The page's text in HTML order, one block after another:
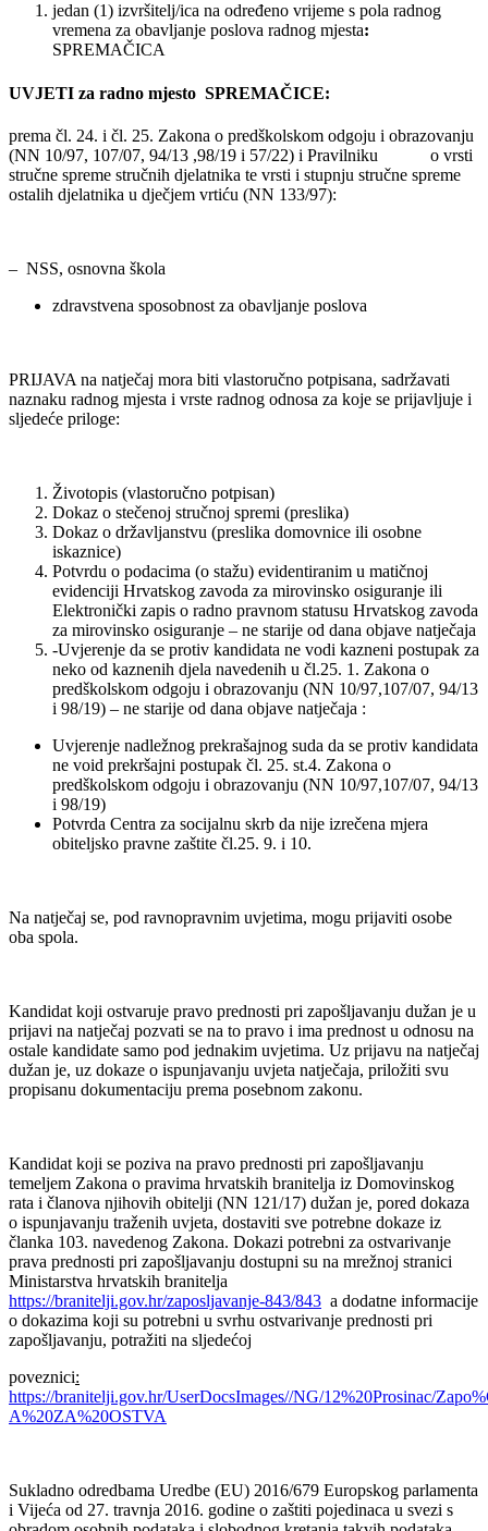
jedan (1) izvršitelj/ica na određeno vrijeme s pola radnog
vremena za obavljanje poslova radnog mjesta:
SPREMAČICA
UVJETI za radno mjesto SPREMAČICE:
prema čl. 24. i čl. 25. Zakona o predškolskom odgoju i obrazovanju
(NN 10/97, 107/07, 94/13 ,98/19 i 57/22) i Pravilniku o vrsti
stručne spreme stručnih djelatnika te vrsti i stupnju stručne spreme
ostalih djelatnika u dječjem vrtiću (NN 133/97):
– NSS, osnovna škola
zdravstvena sposobnost za obavljanje poslova
PRIJAVA na natječaj mora biti vlastoručno potpisana, sadržavati
naznaku radnog mjesta i vrste radnog odnosa za koje se prijavljuje i
sljedeće priloge:
Životopis (vlastoručno potpisan)
Dokaz o stečenoj stručnoj spremi (preslika)
Dokaz o državljanstvu (preslika domovnice ili osobne
iskaznice)
Potvrdu o podacima (o stažu) evidentiranim u matičnoj
evidenciji Hrvatskog zavoda za mirovinsko osiguranje ili
Elektronički zapis o radno pravnom statusu Hrvatskog zavoda
za mirovinsko osiguranje – ne starije od dana objave natječaja
-Uvjerenje da se protiv kandidata ne vodi kazneni postupak za
neko od kaznenih djela navedenih u čl.25. 1. Zakona o
predškolskom odgoju i obrazovanju (NN 10/97,107/07, 94/13
i 98/19) – ne starije od dana objave natječaja :
Uvjerenje nadležnog prekrašajnog suda da se protiv kandidata
ne void prekršajni postupak čl. 25. st.4. Zakona o
predškolskom odgoju i obrazovanju (NN 10/97,107/07, 94/13
i 98/19)
Potvrda Centra za socijalnu skrb da nije izrečena mjera
obiteljsko pravne zaštite čl.25. 9. i 10.
Na natječaj se, pod ravnopravnim uvjetima, mogu prijaviti osobe
oba spola.
Kandidat koji ostvaruje pravo prednosti pri zapošljavanju dužan je u
prijavi na natječaj pozvati se na to pravo i ima prednost u odnosu na
ostale kandidate samo pod jednakim uvjetima. Uz prijavu na natječaj
dužan je, uz dokaze o ispunjavanju uvjeta natječaja, priložiti svu
propisanu dokumentaciju prema posebnom zakonu.
Kandidat koji se poziva na pravo prednosti pri zapošljavanju
temeljem Zakona o pravima hrvatskih branitelja iz Domovinskog
rata i članova njihovih obitelji (NN 121/17) dužan je, pored dokaza
o ispunjavanju traženih uvjeta, dostaviti sve potrebne dokaze iz
članka 103. navedenog Zakona. Dokazi potrebni za ostvarivanje
prava prednosti pri zapošljavanju dostupni su na mrežnoj stranici
Ministarstva hrvatskih branitelja
https://branitelji.gov.hr/zaposljavanje-843/843 a dodatne informacije
o dokazima koji su potrebni u svrhu ostvarivanje prednosti pri
zapošljavanju, potražiti na sljedećoj
poveznici:
https://branitelji.gov.hr/UserDocsImages//NG/12%20Prosinac/
A%20ZA%20OSTVA
Sukladno odredbama Uredbe (EU) 2016/679 Europskog parlamenta
i Vijeća od 27. travnja 2016. godine o zaštiti pojedinaca u svezi s